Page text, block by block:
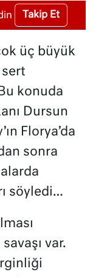
Takip Et
üç büyük
konuda
Dursun
Florya’da
sonra
söyledi…
var.